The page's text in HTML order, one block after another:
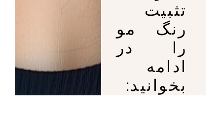
تثبیت
رنگ مو
را در
ادامه
بخوانید: